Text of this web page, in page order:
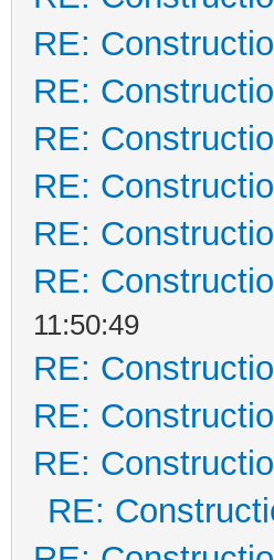
RE:
RE:
RE:
RE:
RE:
RE:
11:50:49
RE:
RE:
RE:
RE: